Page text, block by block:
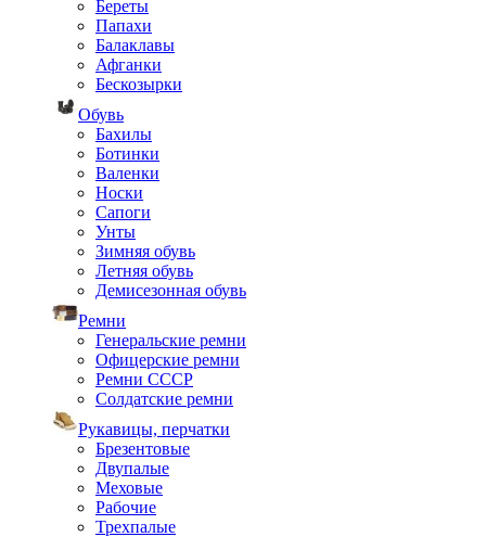
Береты
Папахи
Балаклавы
Афганки
Бескозырки
Обувь
Бахилы
Ботинки
Валенки
Носки
Сапоги
Унты
Зимняя обувь
Летняя обувь
Демисезонная обувь
Ремни
Генеральские ремни
Офицерские ремни
Ремни СССР
Солдатские ремни
Рукавицы, перчатки
Брезентовые
Двупалые
Меховые
Рабочие
Трехпалые